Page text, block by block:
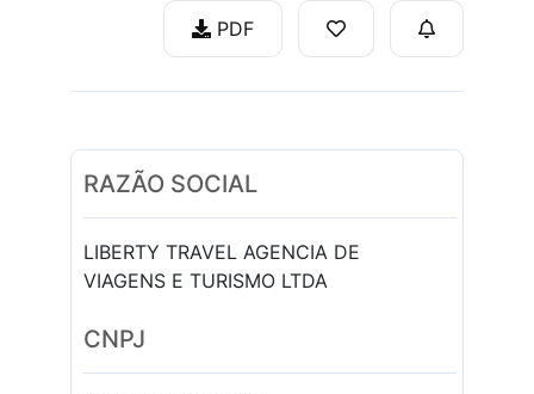
PDF
RAZÃO SOCIAL
LIBERTY TRAVEL AGENCIA DE
VIAGENS E TURISMO LTDA
CNPJ